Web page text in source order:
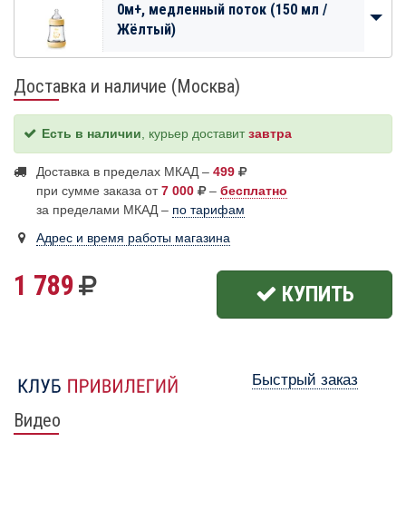
0м+, медленный поток (150 мл /
Жёлтый)
Доставка и наличие (Москва)
Есть в наличии , курьер доставитзавтра
Доставка в пределах МКАД – 499
при сумме заказа от7 000 – бесплатно
за пределами МКАД – по тарифам
Адрес и время работы магазина
1 789 КУПИТЬ
Быстрый заказ
Видео